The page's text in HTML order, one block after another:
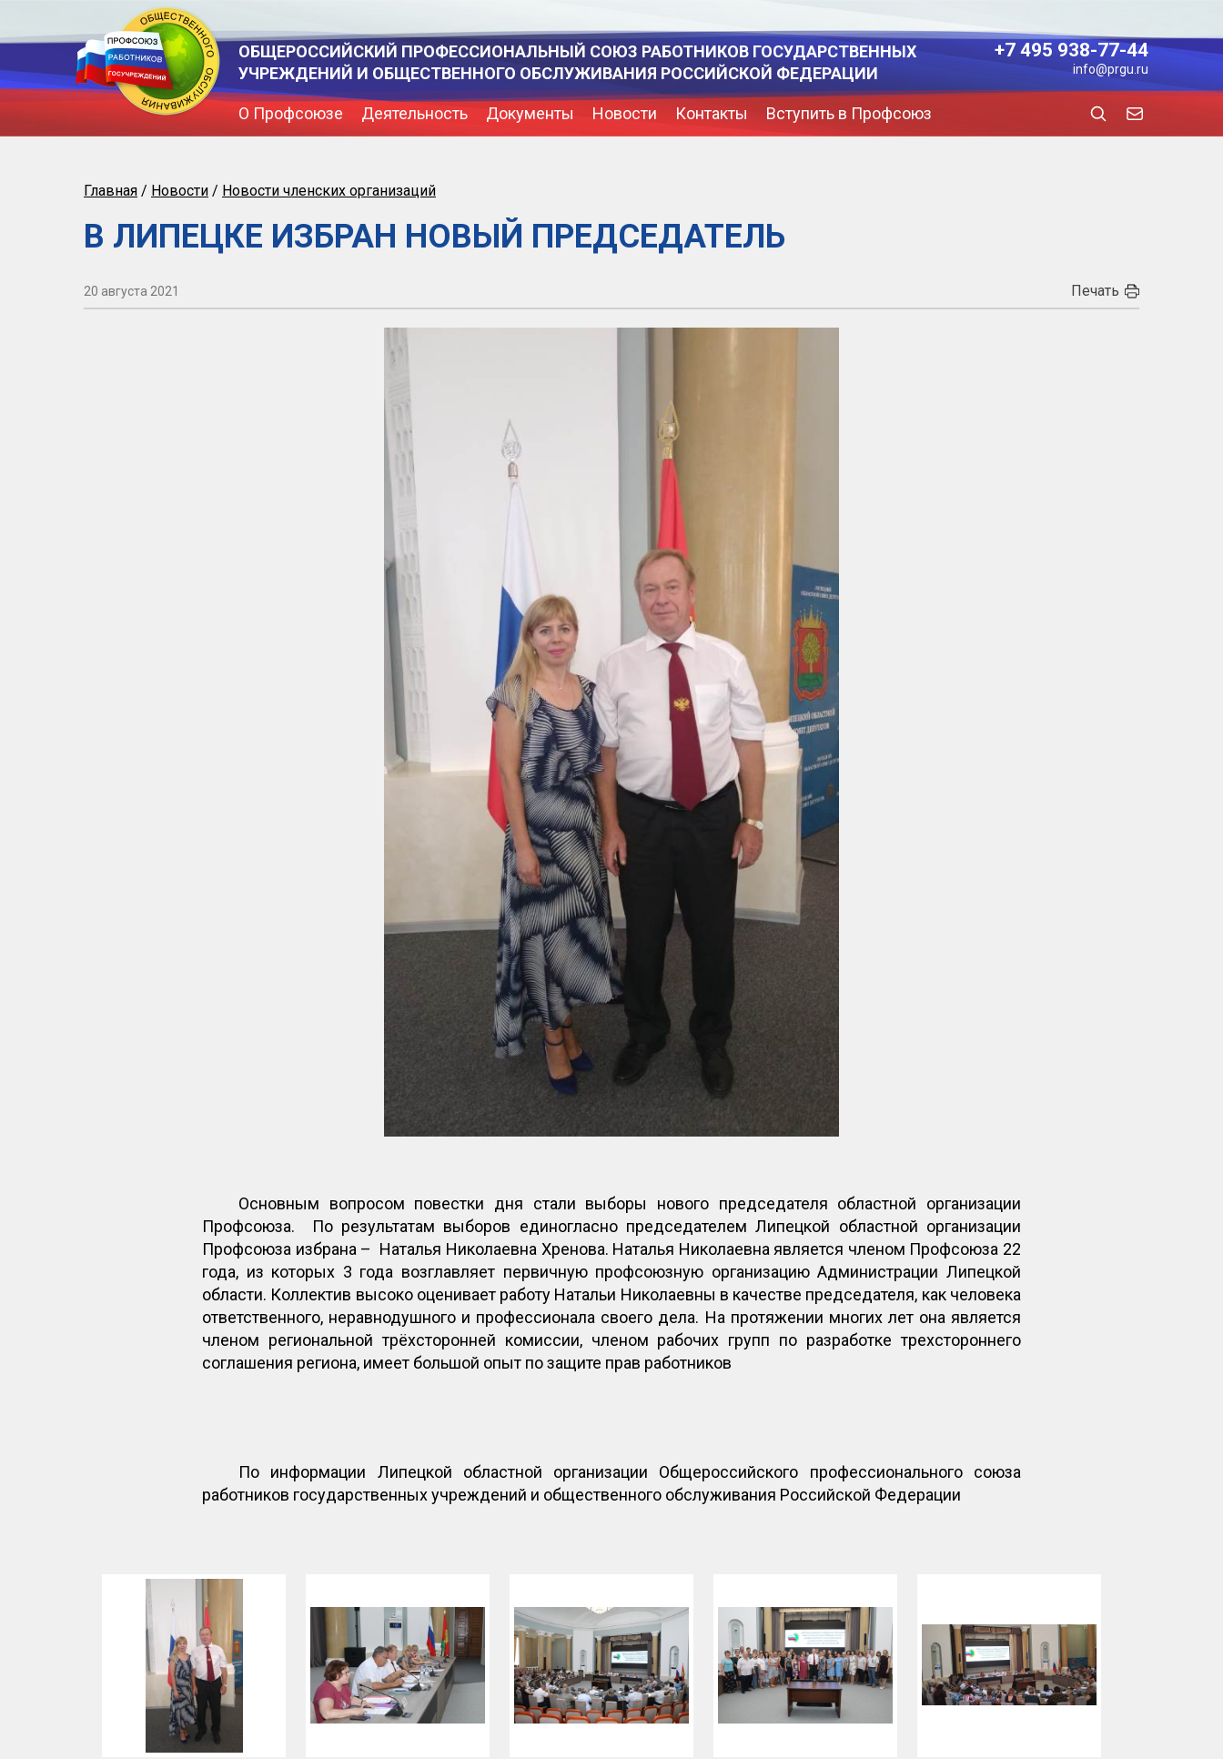
ОБЩЕРОССИЙСКИЙ ПРОФЕССИОНАЛЬНЫЙ СОЮЗ РАБОТНИКОВ ГОСУДАРСТВЕННЫХ
УЧРЕЖДЕНИЙ И ОБЩЕСТВЕННОГО ОБСЛУЖИВАНИЯ РОССИЙСКОЙ ФЕДЕРАЦИИ
+7 495 938-77-44
info@prgu.ru
О Профсоюзе Деятельность Документы Новости Контакты Вступить в Профсоюз
Главная / Новости / Новости членских организаций
В ЛИПЕЦКЕ ИЗБРАН НОВЫЙ ПРЕДСЕДАТЕЛЬ
20 августа 2021 Печать
Основным вопросом повестки дня стали выборы нового председателя областной организации
Профсоюза. По результатам выборов единогласно председателем Липецкой областной организации
Профсоюза избрана – Наталья Николаевна Хренова. Наталья Николаевна является членом Профсоюза 22
года, из которых 3 года возглавляет первичную профсоюзную организацию Администрации Липецкой
области. Коллектив высоко оценивает работу Натальи Николаевны в качестве председателя, как человека
ответственного, неравнодушного и профессионала своего дела. На протяжении многих лет она является
членом региональной трёхсторонней комиссии, членом рабочих групп по разработке трехстороннего
соглашения региона, имеет большой опыт по защите прав работников
По информации Липецкой областной организации Общероссийского профессионального союза
работников государственных учреждений и общественного обслуживания Российской Федерации